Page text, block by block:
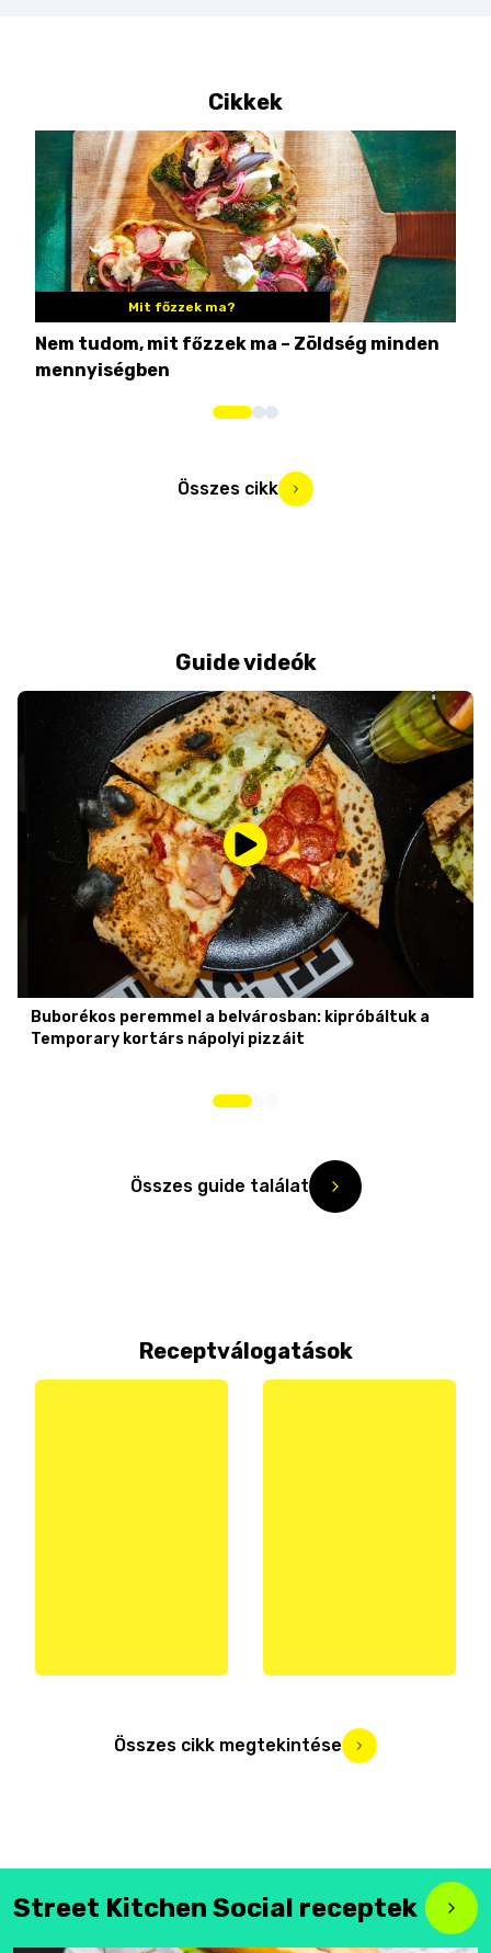
Cikkek
Mit főzzek ma?
Nem tudom, mit főzzek ma – Zöldség minden
mennyiségben
Összes cikk
Guide videók
Buborékos peremmel a belvárosban: kipróbáltuk a
Temporary kortárs nápolyi pizzáit
Összes guide találat
Receptválogatások
Összes cikk megtekintése
Street Kitchen Social receptek